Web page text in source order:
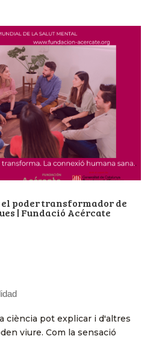
el poder transformador de
| Fundació Acércate
ciència pot explicar i d'altres
viure. Com la sensació